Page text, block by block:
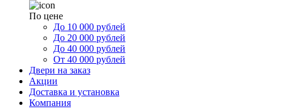
По цене
До 10 000 рублей
До 20 000 рублей
До 40 000 рублей
От 40 000 рублей
Двери на заказ
Акции
Доставка и установка
Компания